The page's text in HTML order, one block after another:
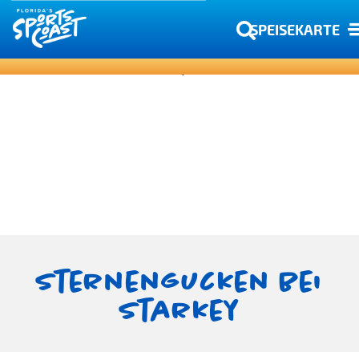
SPEISEKARTE
Sternengucken bei
Starkey